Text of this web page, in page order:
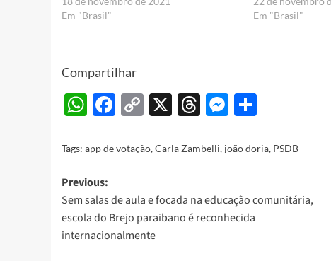
Em "Brasil"
Em "Brasil"
Compartilhar
WhatsApp
Facebook
Copy
X Threads
Messenger
Tags: app de votação,Carla Zambelli, joão doria, PSDB
Post
navigation
Previous:
Sem salas de aula e focada na educação comunitária,
escola do Brejo paraibano é reconhecida
internacionalmente